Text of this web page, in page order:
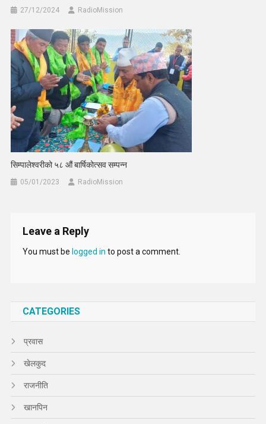
27/12/2024 RadioMission
सिम्पालेश्वरीको ५८ औं बार्षिकोत्सव सम्पन्न
05/01/2023 RadioMission
Leave a Reply
You must be logged in to post a comment.
CATEGORIES
प्रवास
खेलकुद
राजनीति
खानपिन